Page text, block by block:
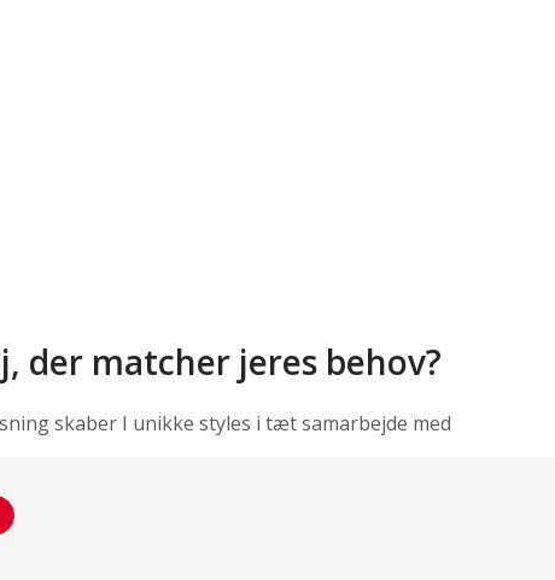
der matcher jeres behov?
skaber I unikke styles i tæt samarbejde med